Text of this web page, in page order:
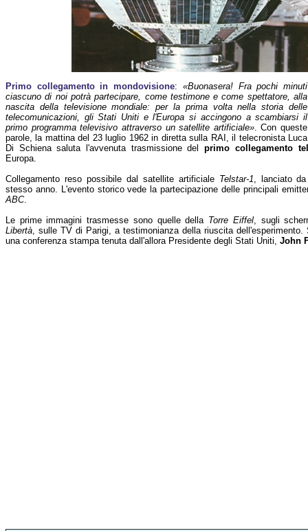
Primo collegamento in mondovisione: «Buonasera! Fra pochi minuti
ciascuno di noi potrà partecipare, come testimone e come spettatore, alla
nascita della televisione mondiale: per la prima volta nella storia delle
telecomunicazioni, gli Stati Uniti e l'Europa si accingono a scambiarsi il
primo programma televisivo attraverso un satellite artificiale». Con queste
parole, la mattina del 23 luglio 1962 in diretta sulla RAI, il telecronista Luca
Di Schiena saluta l'avvenuta trasmissione delprimo collegamento
Europa.
Collegamento reso possibile dal satellite artificiale Telstar-1, lanciato
stesso anno. L'evento storico vede la partecipazione delle principali
ABC.
Le prime immagini trasmesse sono quelle della Torre Eiffel, sugli
Libertà, sulle TV di Parigi, a testimonianza della riuscita
una conferenza stampa tenuta dall'allora Presidente degli Stati Uniti, John